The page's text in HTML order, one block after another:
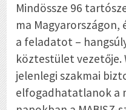
Mindössze 96
ma Magyarországon,
a feladatot –
köztestület vezetője.
jelenlegi szakmai
elfogadhatatlanok a